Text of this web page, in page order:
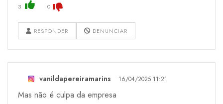
3 0
RESPONDER DENUNCIAR
vanildapereiramarins 16/04/2025 11:21
Mas não é culpa da empresa